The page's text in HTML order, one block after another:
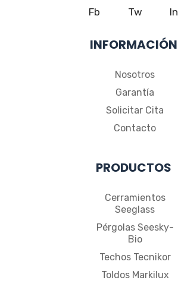
Fb Tw In
INFORMACIÓN
Nosotros
Garantía
Solicitar Cita
Contacto
PRODUCTOS
Cerramientos
Seeglass
Pérgolas Seesky-
Bio
Techos Tecnikor
Toldos Markilux